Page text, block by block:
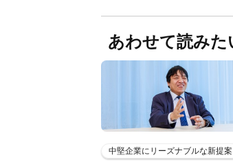
あわせて読みた
中堅企業にリーズナブルな新提案